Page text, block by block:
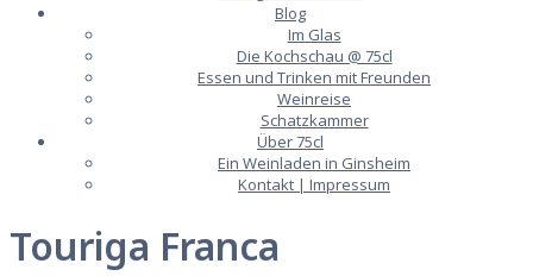
Blog
Im Glas
Die Kochschau @ 75cl
Essen und Trinken mit Freunden
Weinreise
Schatzkammer
Über 75cl
Ein Weinladen in Ginsheim
Kontakt | Impressum
Touriga Franca